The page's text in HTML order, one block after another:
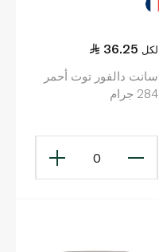
36.25 لكل
سانت دالفور توت أحمر
284 جرام
0